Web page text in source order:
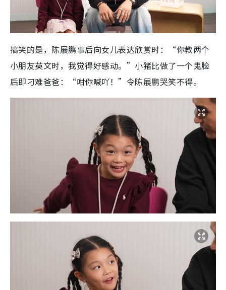
搞笑的是，陈展鹏事后向女儿表达欣赏时：“你教两个
小朋友英文时，我觉得好感动。”小猪比做了一个鬼脸
后即刁难爸爸：“咁你喊吖！”令陈展鹏哭笑不得。